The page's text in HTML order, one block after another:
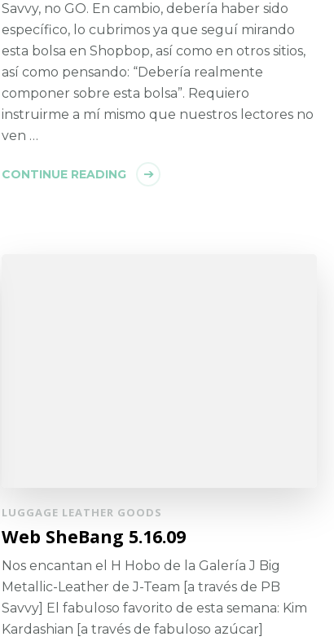
Savvy, no GO. En cambio, debería haber sido
específico, lo cubrimos ya que seguí mirando
esta bolsa en Shopbop, así como en otros sitios,
así como pensando: “Debería realmente
componer sobre esta bolsa”. Requiero
instruirme a mí mismo que nuestros lectores no
ven …
CONTINUE READING
LUGGAGE LEATHER GOODS
Web SheBang 5.16.09
Nos encantan el H Hobo de la Galería J Big
Metallic-Leather de J-Team [a través de PB
Savvy] El fabuloso favorito de esta semana: Kim
Kardashian [a través de fabuloso azúcar]